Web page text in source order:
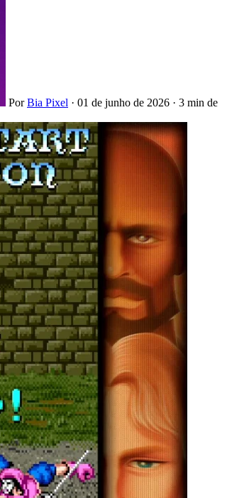
PorBia Pixel · 01 de junho de 2026 · 3 min de